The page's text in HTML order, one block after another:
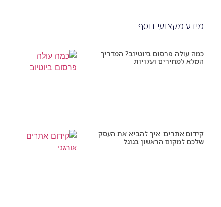
מידע מקצועי נוסף
כמה עולה פרסום ביוטיוב? המדריך
המלא למחירים ועלויות
קידום אתרים: איך להביא את העסק
שלכם למקום הראשון בגוגל